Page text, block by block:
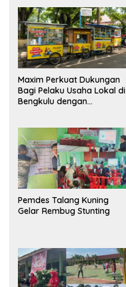
Maxim Perkuat Dukungan
Bagi Pelaku Usaha Lokal di
Bengkulu dengan
Pasar
Pemdes Talang Kuning
Gelar Rembug Stunting